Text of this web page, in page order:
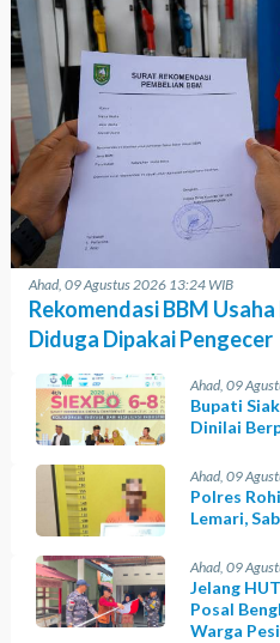
Ahad, 09 Agustus 2026 13:24 WIB
Rekomendasi BBM
Diduga Dipakai Pengecer
Ahad, 09
Bupati
Dinilai
Ahad, 09
Polres
Lemari,
Ahad, 09
Jelang
Posal
Warga